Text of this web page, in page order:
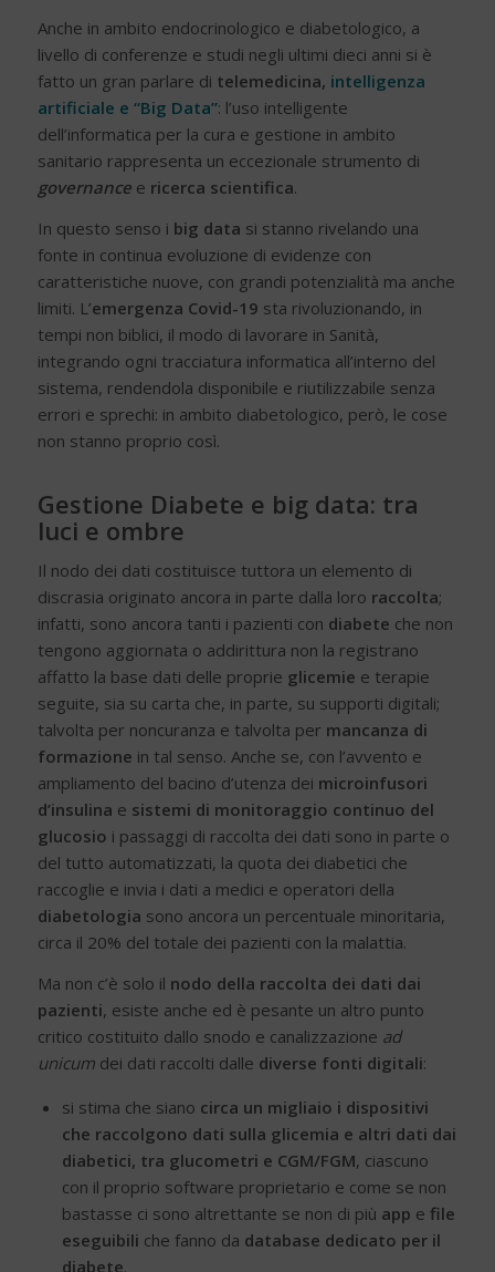
Anche in ambito endocrinologico e diabetologico, a
livello di conferenze e studi negli ultimi dieci anni si è
fatto un gran parlare di telemedicina, intelligenza
artificiale e “Big Data”: l’uso intelligente
dell’informatica per la cura e gestione in ambito
sanitario rappresenta un eccezionale strumento di
governancee ricerca scientifica.
In questo senso i big data si stanno rivelando una
fonte in continua evoluzione di evidenze con
caratteristiche nuove, con grandi potenzialità ma anche
limiti. L’emergenza Covid-19 sta rivoluzionando, in
tempi non biblici, il modo di lavorare in Sanità,
integrando ogni tracciatura informatica all’interno del
sistema, rendendola disponibile e riutilizzabile senza
errori e sprechi: in ambito diabetologico, però, le cose
non stanno proprio così.
Gestione Diabete e big data: tra
luci e ombre
Il nodo dei dati costituisce tuttora un elemento di
discrasia originato ancora in parte dalla loro raccolta;
infatti, sono ancora tanti i pazienti con diabete che non
tengono aggiornata o addirittura non la registrano
affatto la base dati delle proprie glicemie e terapie
seguite, sia su carta che, in parte, su supporti digitali;
talvolta per noncuranza e talvolta per mancanza di
formazione in tal senso. Anche se, con l’avvento e
ampliamento del bacino d’utenza dei microinfusori
d’insulina e sistemi di monitoraggio continuo del
glucosio i passaggi di raccolta dei dati sono in parte o
del tutto automatizzati, la quota dei diabetici che
raccoglie e invia i dati a medici e operatori della
diabetologia sono ancora un percentuale minoritaria,
circa il 20% del totale dei pazienti con la malattia.
Ma non c’è solo il nodo della raccolta dei dati dai
pazienti, esiste anche ed è pesante un altro punto
critico costituito dallo snodo e canalizzazione ad
unicumdei dati raccolti dalle diverse fonti digitali:
si stima che siano circa un migliaio i dispositivi
che raccolgono dati sulla glicemia e altri dati dai
diabetici, tra glucometri e CGM/FGM, ciascuno
con il proprio software proprietario e come se non
bastasse ci sono altrettante se non di più app e file
eseguibili che fanno da database dedicato per il
diabete.